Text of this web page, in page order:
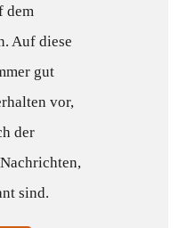
dem
Auf diese
gut
vor,
der
sind.